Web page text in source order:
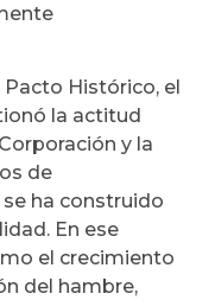
Histórico, el
la actitud
y la
de
ha construido
En ese
el crecimiento
del hambre,